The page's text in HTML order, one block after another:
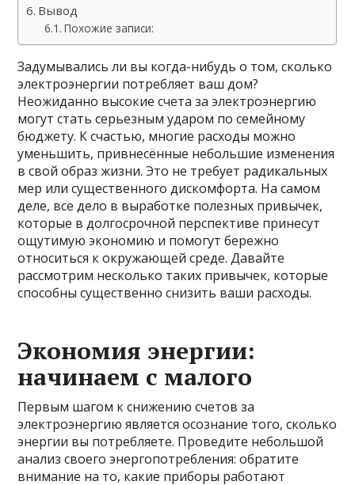
Вывод
Похожие записи:
Задумывались ли вы когда-нибудь о том, сколько
электроэнергии потребляет ваш дом?
Неожиданно высокие счета за электроэнергию
могут стать серьезным ударом по семейному
бюджету. К счастью, многие расходы можно
уменьшить, привнесённые небольшие изменения
в свой образ жизни. Это не требует радикальных
мер или существенного дискомфорта. На самом
деле, все дело в выработке полезных привычек,
которые в долгосрочной перспективе принесут
ощутимую экономию и помогут бережно
относиться к окружающей среде. Давайте
рассмотрим несколько таких привычек, которые
способны существенно снизить ваши расходы.
Экономия энергии:
начинаем с малого
Первым шагом к снижению счетов за
электроэнергию является осознание того, сколько
энергии вы потребляете. Проведите небольшой
анализ своего энергопотребления: обратите
внимание на то, какие приборы работают